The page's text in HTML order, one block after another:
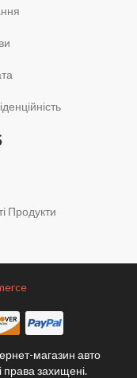
Продукти
магазин авто
права захищені.